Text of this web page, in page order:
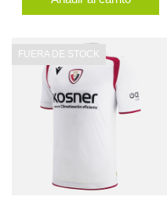
FUERA DE STOCK